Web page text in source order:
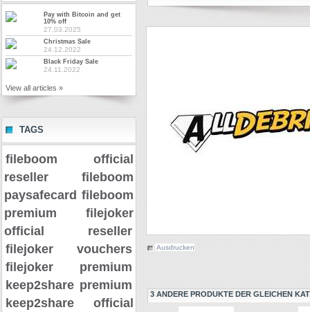
Pay with Bitcoin and get
10% off
27.03.2025
Christmas Sale
24.12.2022
Black Friday Sale
24.11.2022
View all articles »
TAGS
fileboom official
reseller
fileboom
paysafecard fileboom
premium
filejoker
official reseller
filejoker vouchers
filejoker premium
keep2share premium
keep2share official
Ausdrucken
3 ANDERE PRODUKTE DER GLEICHEN